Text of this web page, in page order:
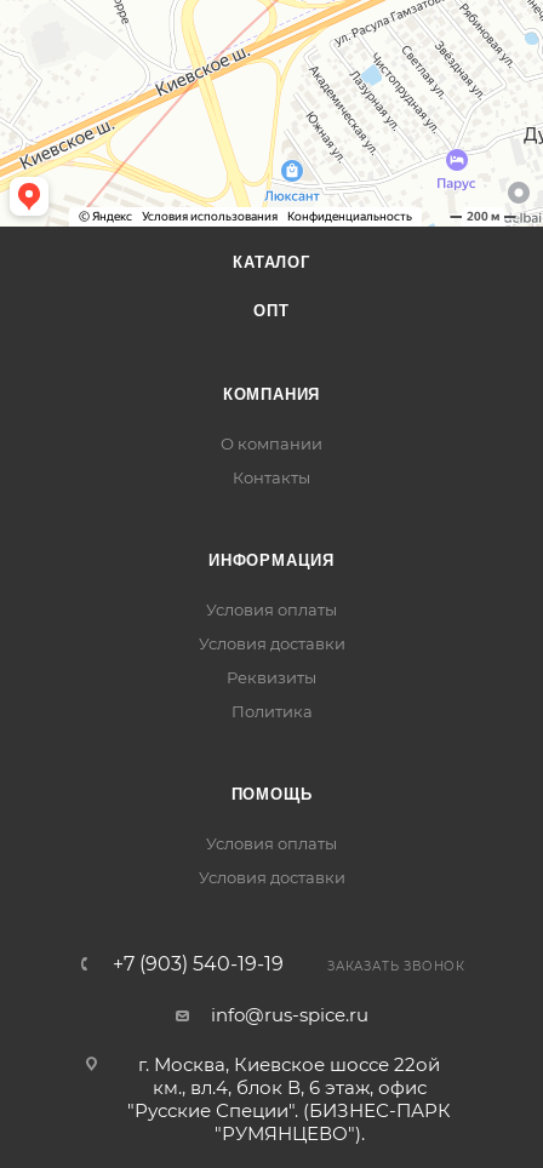
КАТАЛОГ
ОПТ
КОМПАНИЯ
О компании
Контакты
ИНФОРМАЦИЯ
Условия оплаты
Условия доставки
Реквизиты
Политика
ПОМОЩЬ
Условия оплаты
Условия доставки
+7 (903) 540-19-19 ЗАКАЗАТЬ ЗВОНОК
info@rus-spice.ru
г. Москва, Киевское шоссе 22ой
км., вл.4, блок В, 6 этаж, офис
"Русские Специи". (БИЗНЕС-ПАРК
"РУМЯНЦЕВО").